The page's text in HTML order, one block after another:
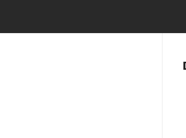
Notre
Nos
Santé et